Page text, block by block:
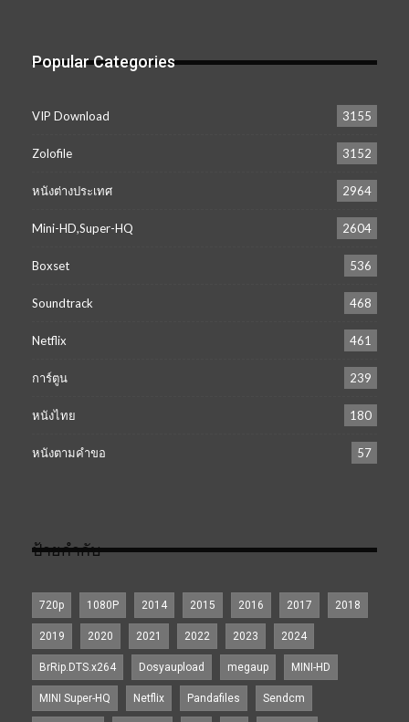
Popular Categories
VIP Download 3155
Zolofile 3152
หนังต่างประเทศ 2964
Mini-HD,Super-HQ 2604
Boxset 536
Soundtrack 468
Netflix 461
การ์ตูน 239
หนังไทย 180
หนังตามคำขอ 57
ป้ายกำกับ
720p 1080P 2014 2015 2016 2017 2018
2019 2020 2021 2022 2023 2024
BrRip.DTS.x264 Dosyaupload megaup MINI-HD
MINI Super-HQ Netflix Pandafiles Sendcm